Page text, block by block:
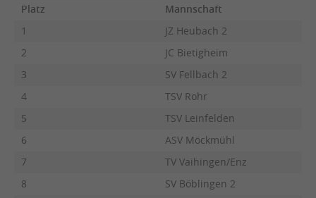
Platz
Mannschaft
1
JZ Heubach 2
2
JC Bietigheim
3
SV Fellbach 2
4
TSV Rohr
5
TSV Leinfelden
6
ASV Möckmühl
7
TV Vaihingen/Enz
8
SV Böblingen 2